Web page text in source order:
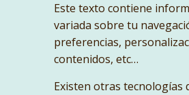
Este texto contiene
variada sobre tu
preferencias,
contenidos, etc…
Existen otras tecnologías